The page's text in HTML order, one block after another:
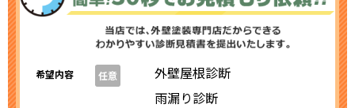
希望内容 任意
外壁屋根診断
雨漏り診断